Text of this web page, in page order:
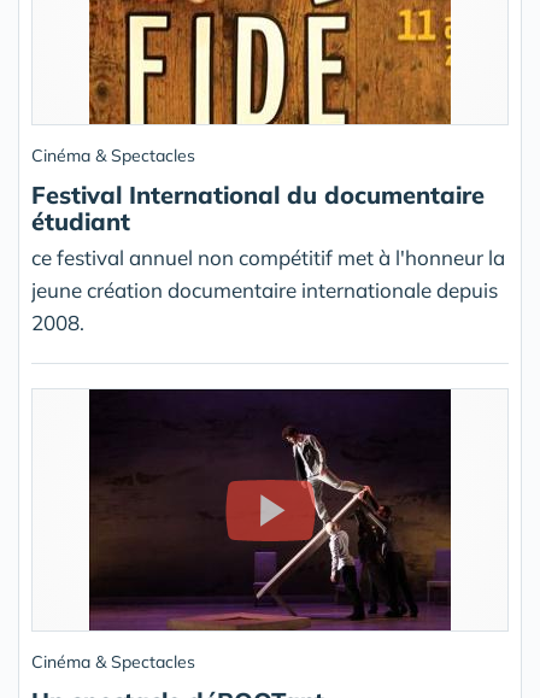
Cinéma & Spectacles
Festival International du documentaire
étudiant
ce festival annuel non compétitif met à l'honneur la
jeune création documentaire internationale depuis
2008.
Cinéma & Spectacles